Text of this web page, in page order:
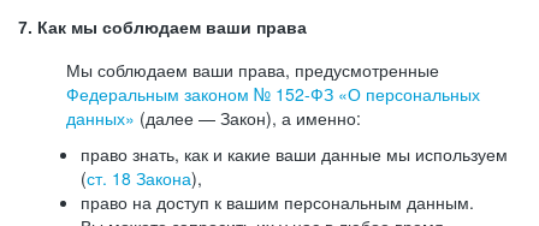
7. Как мы соблюдаем ваши права
Мы соблюдаем ваши права, предусмотренные
Федеральным законом № 152-ФЗ «О персональных
данных» (далее — Закон), а именно:
право знать, как и какие ваши данные мы используем
(ст. 18 Закона),
право на доступ к вашим персональным данным.